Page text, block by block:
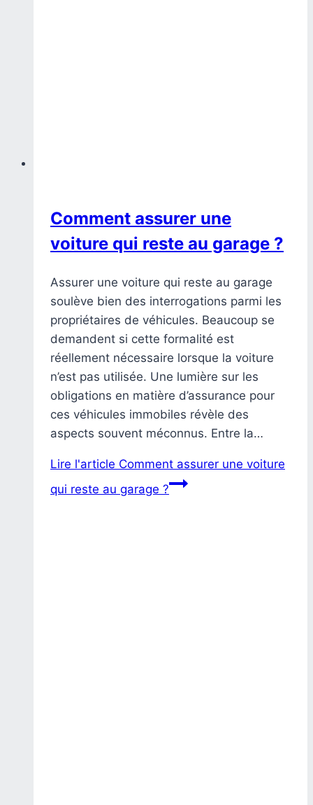
Comment assurer une
voiture qui reste au garage ?
Assurer une voiture qui reste au garage
soulève bien des interrogations parmi les
propriétaires de véhicules. Beaucoup se
demandent si cette formalité est
réellement nécessaire lorsque la voiture
n’est pas utilisée. Une lumière sur les
obligations en matière d’assurance pour
ces véhicules immobiles révèle des
aspects souvent méconnus. Entre la…
Lire l'article Comment assurer une voiture
qui reste au garage ?